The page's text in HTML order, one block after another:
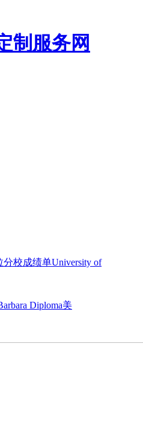
制服务网
校成绩单University of
Diploma美